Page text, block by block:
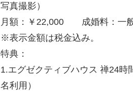
写真撮影）
月額：￥22,000 成婚料：一
※表示金額は税金込み。
特典：
1.エグゼクティブハウス 禅24時
名利用）